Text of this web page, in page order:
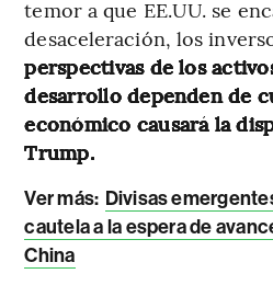
temor a que EE.UU. se
desaceleración, los
perspectivas de los
desarrollo dependen de
económico causará la
Trump.
Ver más: Divisas
cautela a la espera de
China